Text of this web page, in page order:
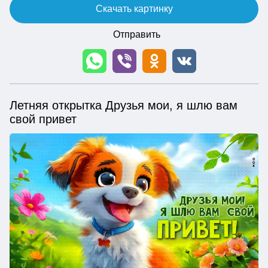
Скачать картинку
Отправить
Летняя открытка Друзья мои, я шлю вам
свой привет